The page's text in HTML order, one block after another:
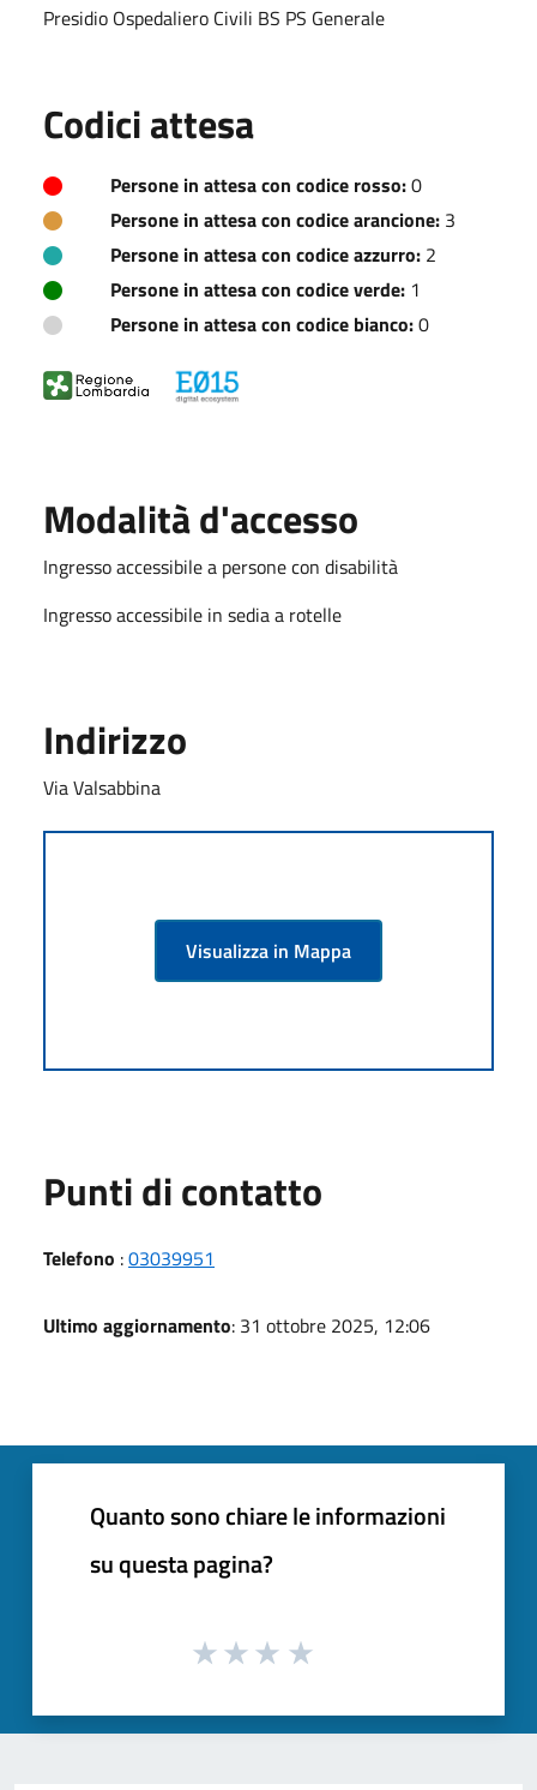
Presidio Ospedaliero Civili BS PS Generale
Codici attesa
Persone in attesa con codice rosso:0
Persone in attesa con codice arancione: 3
Persone in attesa con codice azzurro: 2
Persone in attesa con codice verde: 1
Persone in attesa con codice bianco:0
Modalità d'accesso
Ingresso accessibile a persone con disabilità
Ingresso accessibile in sedia a rotelle
Indirizzo
Via Valsabbina
Visualizza in Mappa
Punti di contatto
Telefono :03039951
Ultimo aggiornamento: 31 ottobre 2025, 12:06
Quanto sono chiare le informazioni
su questa pagina?